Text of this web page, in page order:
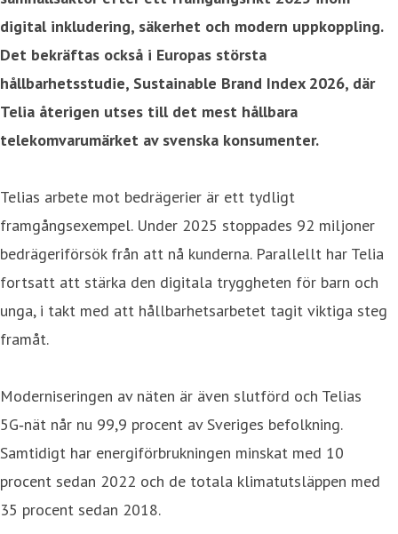
digital inkludering, säkerhet och modern uppkoppling.
Det bekräftas också i Europas största
hållbarhetsstudie, Sustainable Brand Index 2026, där
Telia återigen utses till det mest hållbara
telekomvarumärket av svenska konsumenter.
Telias arbete mot bedrägerier är ett tydligt
framgångsexempel. Under 2025 stoppades 92 miljoner
bedrägeriförsök från att nå kunderna. Parallellt har Telia
fortsatt att stärka den digitala tryggheten för barn och
unga, i takt med att hållbarhetsarbetet tagit viktiga steg
framåt.
Moderniseringen av näten är även slutförd och Telias
5G‑nät når nu 99,9 procent av Sveriges befolkning.
Samtidigt har energiförbrukningen minskat med 10
procent sedan 2022 och de totala klimatutsläppen med
35 procent sedan 2018.